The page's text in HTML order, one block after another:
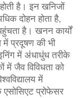
है। इन खनिजों
दोहन होता है,
है। खनन कार्यों
में प्रदूषण की भी
में अंधाधुंध तरीके
में जैव विविधता को
में
प्रोफेसर